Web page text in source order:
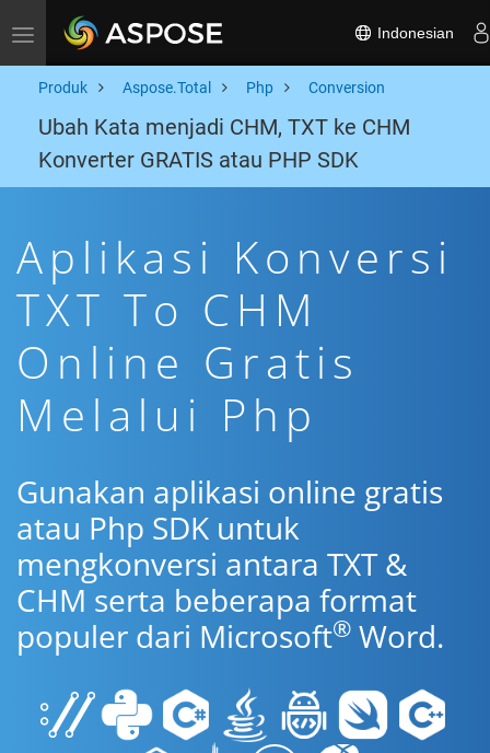
Toggle navigation Indonesian
Produk Aspose.Total Php Conversion
Ubah Kata menjadi CHM, TXT ke CHM
Konverter GRATIS atau PHP SDK
Aplikasi Konversi
TXT To CHM
Online Gratis
Melalui Php
Gunakan aplikasi online gratis
atau Php SDK untuk
mengkonversi antara TXT &
CHM serta beberapa format
populer dari Microsoft® Word.